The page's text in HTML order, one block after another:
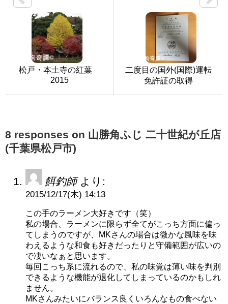
松戸・本土寺の紅葉
2015
二度目の国外(国際)運転
免許証の取得
8 responses on 山勝角ふじ 二十世紀が丘店
(千葉県松戸市)
餌釣師 より:
2015/12/17(木) 14:13
この手のラーメン大好きです（笑）
私の場合、ラーメンに限らず全てがこっち方面に偏っ
てしまうのですが、MKさんの場合は微かな風味を味
わえるような和食も好きだったりと守備範囲が広いの
で凄いなぁと思います。
毎回こっち系に流れるので、私の味覚は薄い味を判別
できるような機能が退化してしまっているのかもしれ
ません。
MKさんみたいにバランス良くいろんなもの食べない